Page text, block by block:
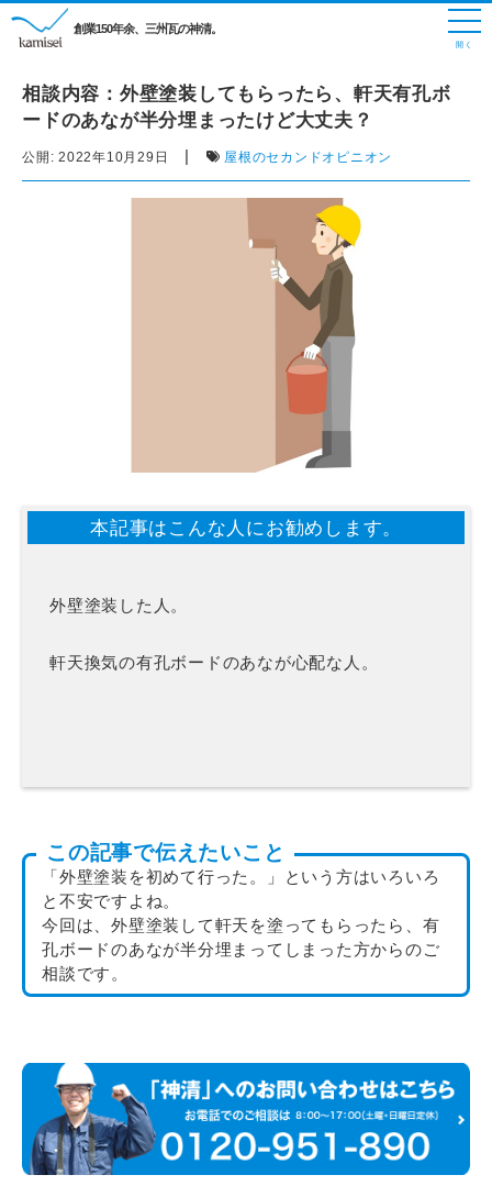
創業150年余、三州瓦の神清。
相談内容：外壁塗装してもらったら、軒天有孔ボ
ードのあなが半分埋まったけど大丈夫？
公開: 2022年10月29日 | 屋根のセカンドオピニオン
本記事はこんな人にお勧めします。
外壁塗装した人。
軒天換気の有孔ボードのあなが心配な人。
この記事で伝えたいこと
「外壁塗装を初めて行った。」という方はいろいろ
と不安ですよね。
今回は、外壁塗装して軒天を塗ってもらったら、有
孔ボードのあなが半分埋まってしまった方からのご
相談です。